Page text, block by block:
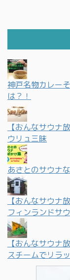
神戸名物カレー
は？！
【おんなサウナ
ウリュ三昧
あさとのサウナ
【おんなサウナ
フィンランドサ
【おんなサウナ
スチームでリラ